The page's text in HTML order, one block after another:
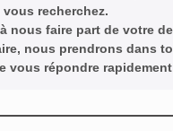
recherchez.
nous faire part de votre
nous prendrons dans
vous répondre